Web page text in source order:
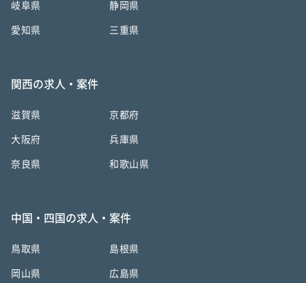
岐阜県 静岡県
愛知県 三重県
関西の求人・案件
滋賀県 京都府
大阪府 兵庫県
奈良県 和歌山県
中国・四国の求人・案件
鳥取県 島根県
岡山県 広島県